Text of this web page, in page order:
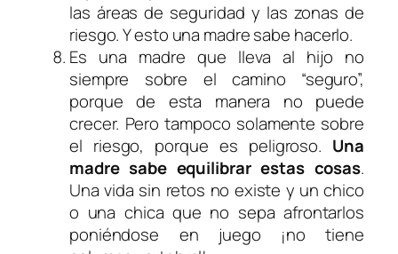
las áreas de seguridad y las zonas de
riesgo. Y esto una madre sabe hacerlo.
Es una madre que lleva al hijo no
siempre sobre el camino “seguro”,
porque de esta manera no puede
crecer. Pero tampoco solamente sobre
el riesgo, porque es peligroso. Una
madre sabe equilibrar estas cosas.
Una vida sin retos no existe y un chico
o una chica que no sepa afrontarlos
poniéndose en juego ¡no tiene